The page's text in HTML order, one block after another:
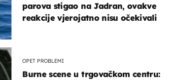
parova stigao na Jadran, ovakve
reakcije vjerojatno nisu očekivali
OPET PROBLEMI
Burne scene u trgovačkom centru: